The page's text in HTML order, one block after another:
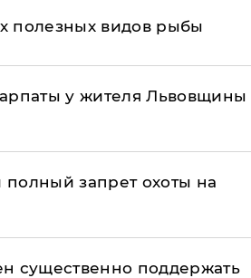
полезных видов рыбы
у жителя Львовщины
запрет охоты на
существенно поддержать